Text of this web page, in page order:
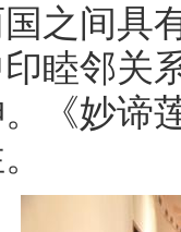
之间具
睦邻关
《妙谛